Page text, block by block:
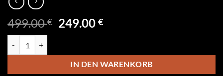
499.00€ Ursprünglicher
499.00 €
249.00€Aktueller
249.00 €.
IN DEN WARENKORB